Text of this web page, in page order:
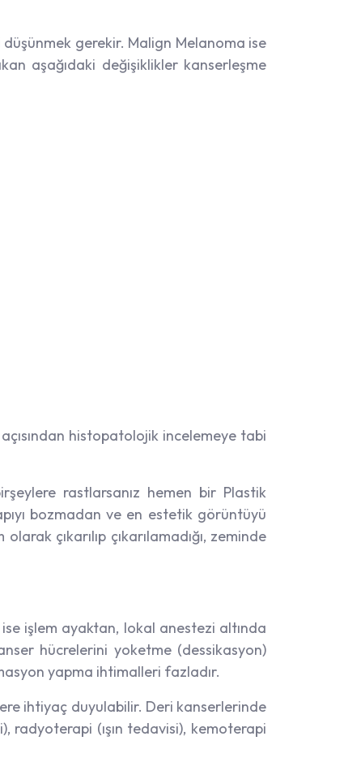
gerekir. Malign Melanoma ise
aşağıdaki değişiklikler kanserleşme
histopatolojik incelemeye tabi
rastlarsanız hemen bir Plastik
bozmadan ve en estetik görüntüyü
çıkarılıp çıkarılamadığı, zeminde
işlem ayaktan, lokal anestezi altında
hücrelerini yoketme (dessikasyon)
yapma ihtimalleri fazladır.
ihtiyaç duyulabilir. Deri kanserlerinde
(ışın tedavisi), kemoterapi